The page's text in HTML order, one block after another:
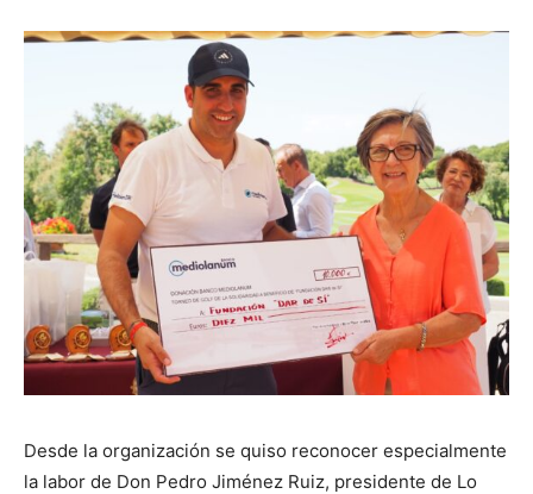
Desde la organización se quiso reconocer especialmente
la labor de Don Pedro Jiménez Ruiz, presidente de Lo